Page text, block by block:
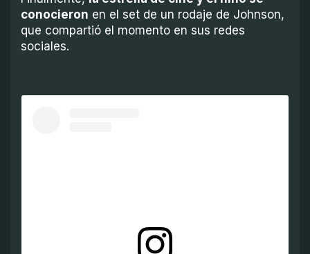
conocieron en el set de un rodaje de Johnson,
que compartió el momento en sus redes
sociales.